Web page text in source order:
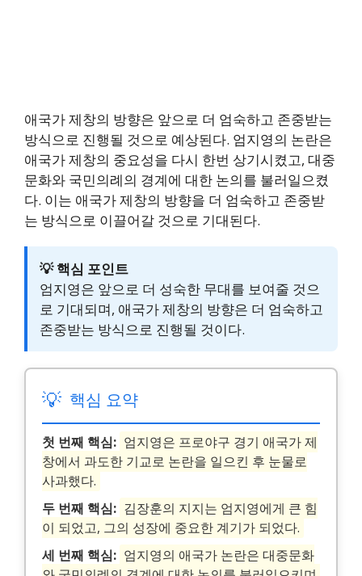
애국가 제창의 방향은 앞으로 더 엄숙하고 존중받는
방식으로 진행될 것으로 예상된다. 엄지영의 논란은
애국가 제창의 중요성을 다시 한번 상기시켰고, 대중
문화와 국민의례의 경계에 대한 논의를 불러일으켰
다. 이는 애국가 제창의 방향을 더 엄숙하고 존중받
는 방식으로 이끌어갈 것으로 기대된다.
💡 핵심 포인트
엄지영은 앞으로 더 성숙한 무대를 보여줄 것으
로 기대되며, 애국가 제창의 방향은 더 엄숙하고
존중받는 방식으로 진행될 것이다.
💡 핵심 요약
첫 번째 핵심: 엄지영은 프로야구 경기 애국가 제
창에서 과도한 기교로 논란을 일으킨 후 눈물로
사과했다.
두 번째 핵심: 김장훈의 지지는 엄지영에게 큰 힘
이 되었고, 그의 성장에 중요한 계기가 되었다.
세 번째 핵심: 엄지영의 애국가 논란은 대중문화